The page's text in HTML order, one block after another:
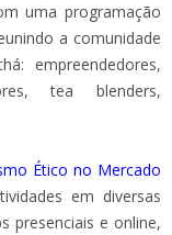
uma programação
a comunidade
empreendedores,
tea blenders,
Ético no Mercado
em diversas
presenciais e online,